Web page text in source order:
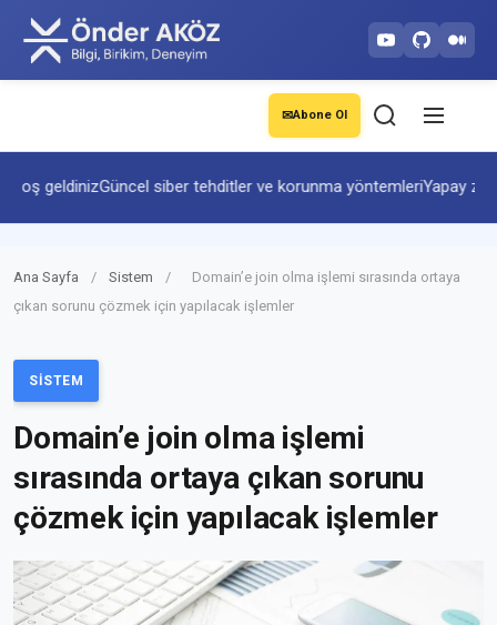
✉Abone Ol
geldinizGüncel siber tehditler ve korunma yöntemleriYapay zekâ
Ana Sayfa / Sistem /
Domain’e join olma işlemi sırasında ortaya
çıkan sorunu çözmek için yapılacak işlemler
SISTEM
Domain’e join olma işlemi
sırasında ortaya çıkan sorunu
çözmek için yapılacak işlemler